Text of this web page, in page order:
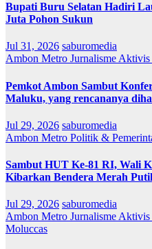
Bupati Buru Selatan Hadiri
Juta Pohon Sukun
Jul 31, 2026 saburomedia
Ambon Metro Jurnalisme Aktivis
Pemkot Ambon Sambut
Maluku, yang rencananya
Jul 29, 2026 saburomedia
Ambon Metro Politik &
Sambut HUT Ke-81 RI, Wali
Kibarkan Bendera Merah
Jul 29, 2026 saburomedia
Ambon Metro Jurnalisme Aktivis
Moluccas